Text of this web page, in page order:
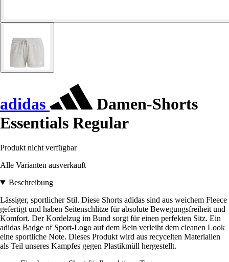
adidas
Damen-Shorts
Essentials Regular
Produkt nicht verfügbar
Alle Varianten ausverkauft
Beschreibung
Lässiger, sportlicher Stil. Diese Shorts adidas sind aus weichem Fleece
gefertigt und haben Seitenschlitze für absolute Bewegungsfreiheit und
Komfort. Der Kordelzug im Bund sorgt für einen perfekten Sitz. Ein
adidas Badge of Sport-Logo auf dem Bein verleiht dem cleanen Look
eine sportliche Note. Dieses Produkt wird aus recycelten Materialien
als Teil unseres Kampfes gegen Plastikmüll hergestellt.